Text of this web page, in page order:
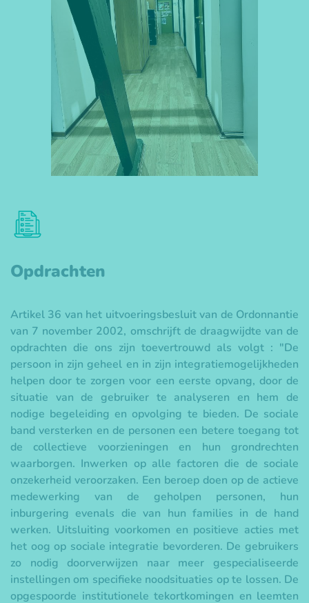
Opdrachten
Artikel 36 van het uitvoeringsbesluit van de Ordonnantie
van 7 november 2002, omschrijft de draagwijdte van de
opdrachten die ons zijn toevertrouwd als volgt : "De
persoon in zijn geheel en in zijn integratiemogelijkheden
helpen door te zorgen voor een eerste opvang, door de
situatie van de gebruiker te analyseren en hem de
nodige begeleiding en opvolging te bieden. De sociale
band versterken en de personen een betere toegang tot
de collectieve voorzieningen en hun grondrechten
waarborgen. Inwerken op alle factoren die de sociale
onzekerheid veroorzaken. Een beroep doen op de actieve
medewerking van de geholpen personen, hun
inburgering evenals die van hun families in de hand
werken. Uitsluiting voorkomen en positieve acties met
het oog op sociale integratie bevorderen. De gebruikers
zo nodig doorverwijzen naar meer gespecialiseerde
instellingen om specifieke noodsituaties op te lossen. De
opgespoorde institutionele tekortkomingen en leemten